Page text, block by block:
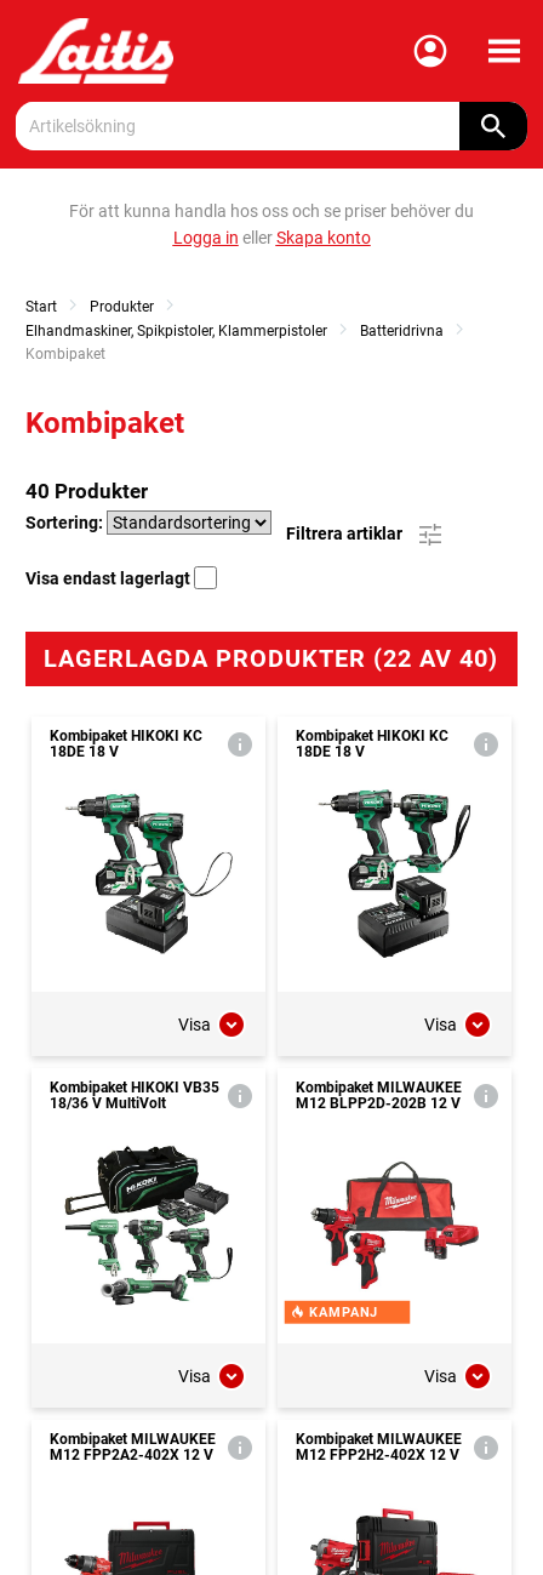
Meny
För att kunna handla hos oss och se priser behöver du
Logga in ellerSkapa konto
Start
Produkter
Elhandmaskiner, Spikpistoler, Klammerpistoler
Batteridrivna
Current:
Kombipaket
Kombipaket
40 Produkter
Sortering:
Filtrera artiklar
Visa endast lagerlagt
LAGERLAGDA PRODUKTER (22 AV 40)
Kombipaket HIKOKI KC
18DE 18 V
Visa
Kombipaket HIKOKI KC
18DE 18 V
Visa
Kombipaket HIKOKI VB35
18/36 V MultiVolt
Visa
Kombipaket MILWAUKEE
M12 BLPP2D-202B 12 V
KAMPANJ
Visa
Kombipaket MILWAUKEE
M12 FPP2A2-402X 12 V
Kombipaket MILWAUKEE
M12 FPP2H2-402X 12 V